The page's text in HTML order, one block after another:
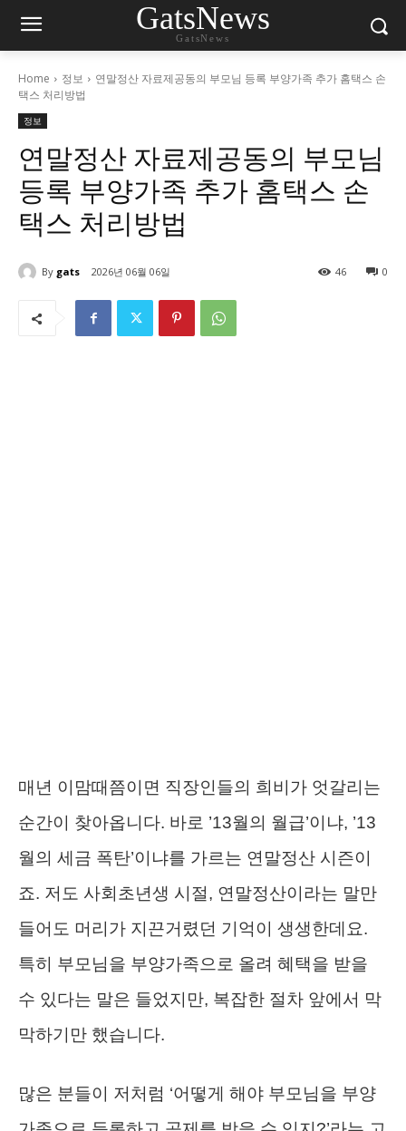
GatsNews
GatsNews
Home 정보
연말정산 자료제공동의 부모님 등록 부양가족 추가 홈택스 손
택스 처리방법
정보
연말정산 자료제공동의 부모님
등록 부양가족 추가 홈택스 손
택스 처리방법
By gats 2026년 06월 06일 0
46
매년 이맘때쯤이면 직장인들의 희비가 엇갈리는
순간이 찾아옵니다. 바로 ’13월의 월급’이냐, ’13
월의 세금 폭탄’이냐를 가르는 연말정산 시즌이
죠. 저도 사회초년생 시절, 연말정산이라는 말만
들어도 머리가 지끈거렸던 기억이 생생한데요.
특히 부모님을 부양가족으로 올려 혜택을 받을
수 있다는 말은 들었지만, 복잡한 절차 앞에서 막
막하기만 했습니다.
많은 분들이 저처럼 ‘어떻게 해야 부모님을 부양